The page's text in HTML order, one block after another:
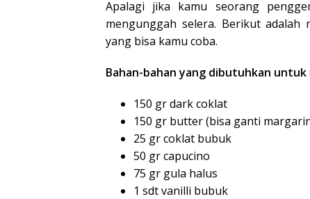
Apalagi jika kamu seorang
mengunggah selera. Berikut adalah
yang bisa kamu coba.
Bahan-bahan yang dibutuhkan
150 gr dark coklat
150 gr butter (bisa ganti
25 gr coklat bubuk
50 gr capucino
75 gr gula halus
1 sdt vanilli bubuk